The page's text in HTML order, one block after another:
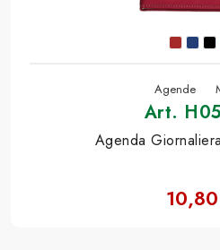
Agende
Art.
Agenda